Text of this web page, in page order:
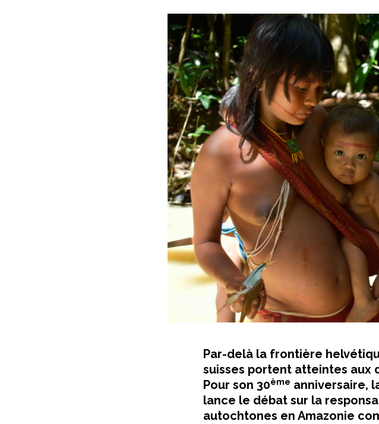
Par-delà la frontière
suisses portent atteintes aux
Pour son 30ème anniversaire,
lance le débat sur la
autochtones en Amazonie